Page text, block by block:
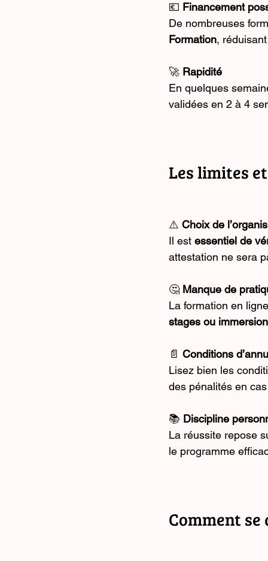
💶 Financement
De nombreuses
Formation,
🚀 Rapidité
En quelques
validées en 2 à 4
Les limites
⚠️ Choix de
Il est essentiel de
attestation ne sera
🤔 Manque de
La formation en
stages ou
📄 Conditions
Lisez bien les
des pénalités en
📚 Discipline
La réussite repose
le programme
Comment se